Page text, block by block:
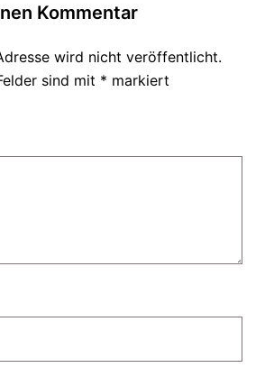
Kommentar
wird nicht veröffentlicht.
sind mit * markiert